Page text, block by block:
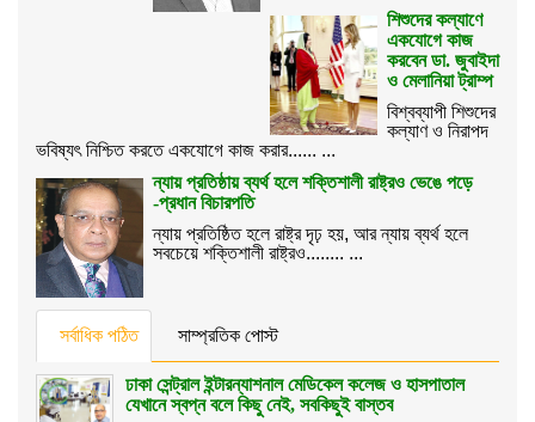
শিশুদের কল্যাণে
একযোগে কাজ
করবেন ডা. জুবাইদা
ও মেলানিয়া ট্রাম্প
বিশ্বব্যাপী শিশুদের
কল্যাণ ও নিরাপদ
ভবিষ্যৎ নিশ্চিত করতে একযোগে কাজ করার...... ...
ন্যায় প্রতিষ্ঠায় ব্যর্থ হলে শক্তিশালী রাষ্ট্রও ভেঙে পড়ে
-প্রধান বিচারপতি
ন্যায় প্রতিষ্ঠিত হলে রাষ্ট্র দৃঢ় হয়, আর ন্যায় ব্যর্থ হলে
সবচেয়ে শক্তিশালী রাষ্ট্রও........ ...
সর্বাধিক পঠিত সাম্প্রতিক পোস্ট
ঢাকা সেন্ট্রাল ইন্টারন্যাশনাল মেডিকেল কলেজ ও হাসপাতাল
যেখানে স্বপ্ন বলে কিছু নেই, সবকিছুই বাস্তব